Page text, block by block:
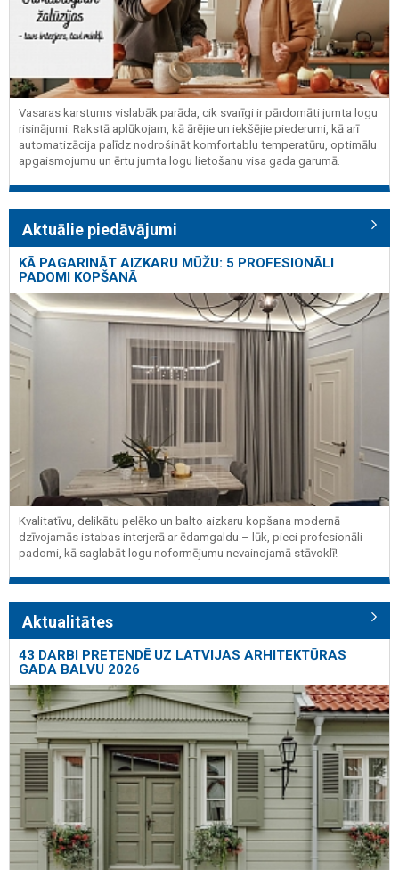
Vasaras karstums vislabāk parāda, cik svarīgi ir pārdomāti jumta logu
risinājumi. Rakstā aplūkojam, kā ārējie un iekšējie piederumi, kā arī
automatizācija palīdz nodrošināt komfortablu temperatūru, optimālu
apgaismojumu un ērtu jumta logu lietošanu visa gada garumā.
Aktuālie piedāvājumi
KĀ PAGARINĀT AIZKARU MŪŽU: 5 PROFESIONĀLI
PADOMI KOPŠANĀ
Kvalitatīvu, delikātu pelēko un balto aizkaru kopšana modernā
dzīvojamās istabas interjerā ar ēdamgaldu – lūk, pieci profesionāli
padomi, kā saglabāt logu noformējumu nevainojamā stāvoklī!
Aktualitātes
43 DARBI PRETENDĒ UZ LATVIJAS ARHITEKTŪRAS
GADA BALVU 2026